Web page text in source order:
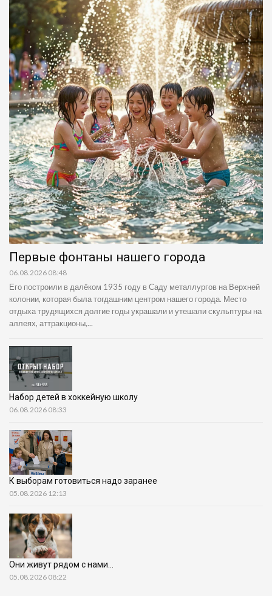
Первые фонтаны нашего города
06.08.2026 08:48
Его построили в далёком 1935 году в Саду металлургов на Верхней
колонии, которая была тогдашним центром нашего города. Место
отдыха трудящихся долгие годы украшали и утешали скульптуры на
аллеях, аттракционы,...
Набор детей в хоккейную школу
06.08.2026 08:33
К выборам готовиться надо заранее
05.08.2026 12:13
Они живут рядом с нами…
05.08.2026 08:22